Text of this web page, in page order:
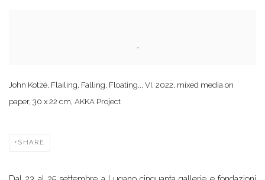
John Kotzé, Flailing, Falling, Floating... VI, 2022, mixed media on
paper, 30 x 22 cm, AKKA Project
SHARE